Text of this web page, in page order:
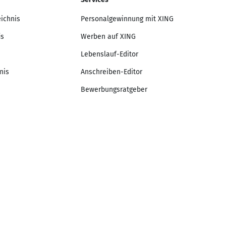
Personalgewinnung mit XING
Werben auf XING
Lebenslauf-Editor
Anschreiben-Editor
Bewerbungsratgeber